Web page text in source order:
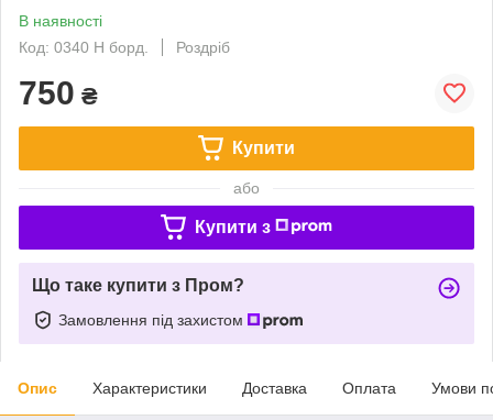
В наявності
Код: 0340 Н борд.
Роздріб
750 ₴
Купити
або
Купити з
Що таке купити з Пром?
Замовлення під захистом
Опис Характеристики Доставка Оплата Умови